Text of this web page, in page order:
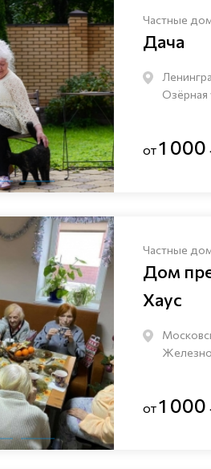
Частные
Дача
Озёрная
от1 000
Частные
Дом
Хаус
от1 000